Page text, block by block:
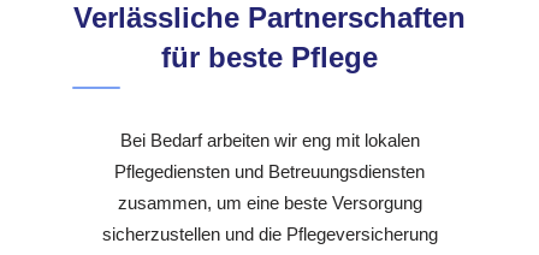
Verlässliche Partnerschaften
für beste Pflege
Bei Bedarf arbeiten wir eng mit lokalen
Pflegediensten und Betreuungsdiensten
zusammen, um eine beste Versorgung
sicherzustellen und die Pflegeversicherung